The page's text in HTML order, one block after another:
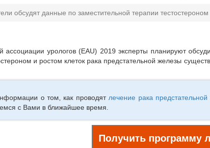
обсудят данные по заместительной терапии тестостероном
ассоциации урологов (EAU) 2019 эксперты планируют
и ростом клеток рака предстательной железы
о том, как проводят лечение рака
с Вами в ближайшее время.
Получить программу